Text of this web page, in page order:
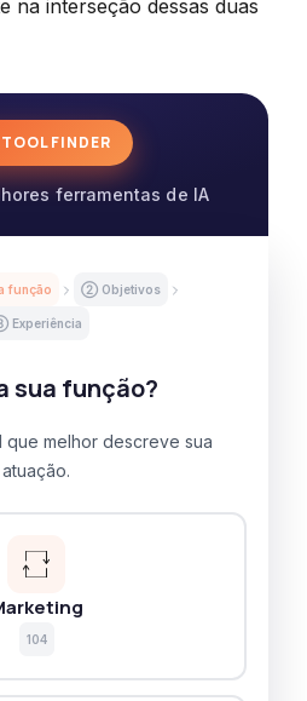
na interseção dessas duas
FINDER
ferramentas de IA
função ② Objetivos
Experiência
sua função?
melhor descreve sua
atuação.
104